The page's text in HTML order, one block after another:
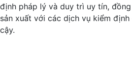
định pháp lý và duy trì uy tín,
sản xuất với các dịch vụ kiểm
cậy.